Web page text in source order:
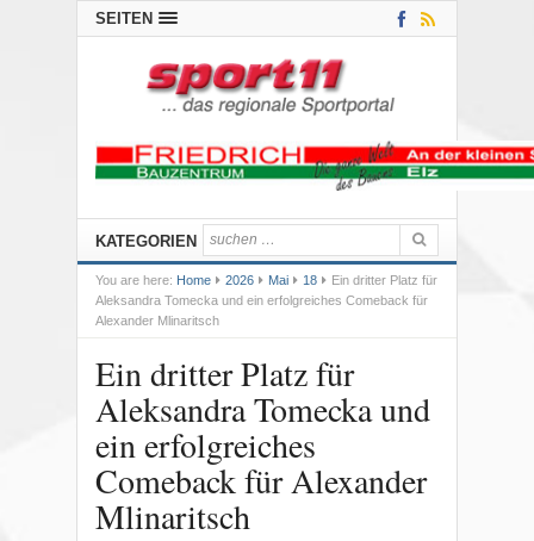
SEITEN
KATEGORIEN
You are here: Home 2026 Mai 18
Ein dritter Platz für
Aleksandra Tomecka und ein erfolgreiches Comeback für
Alexander Mlinaritsch
Ein dritter Platz für
Aleksandra Tomecka und
ein erfolgreiches
Comeback für Alexander
Mlinaritsch